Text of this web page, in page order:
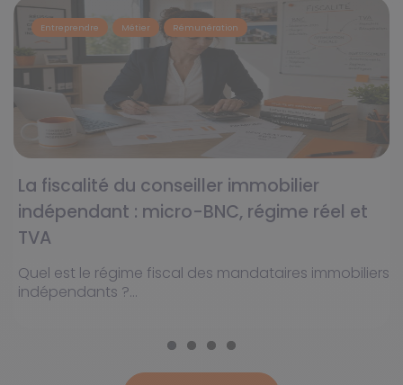
Entreprendre Métier Rémunération
La fiscalité du conseiller immobilier
indépendant : micro-BNC, régime réel et
TVA
Quel est le régime fiscal des mandataires immobiliers
indépendants ?...